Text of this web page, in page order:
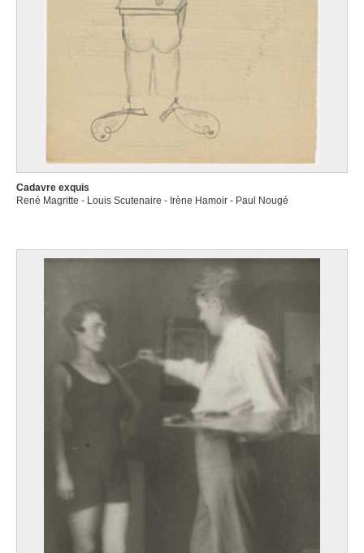
Cadavre exquis
René Magritte - Louis Scutenaire - Irène Hamoir - Paul Nougé